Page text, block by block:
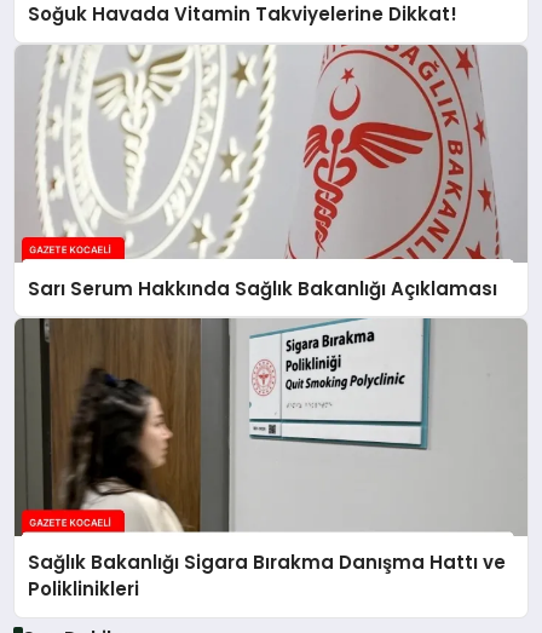
Soğuk Havada Vitamin Takviyelerine Dikkat!
Sarı Serum Hakkında Sağlık Bakanlığı Açıklaması
Sağlık Bakanlığı Sigara Bırakma Danışma Hattı ve
Poliklinikleri